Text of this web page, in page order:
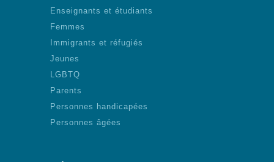
Enseignants et étudiants
Femmes
Immigrants et réfugiés
Jeunes
LGBTQ
Parents
Personnes handicapées
Personnes âgées